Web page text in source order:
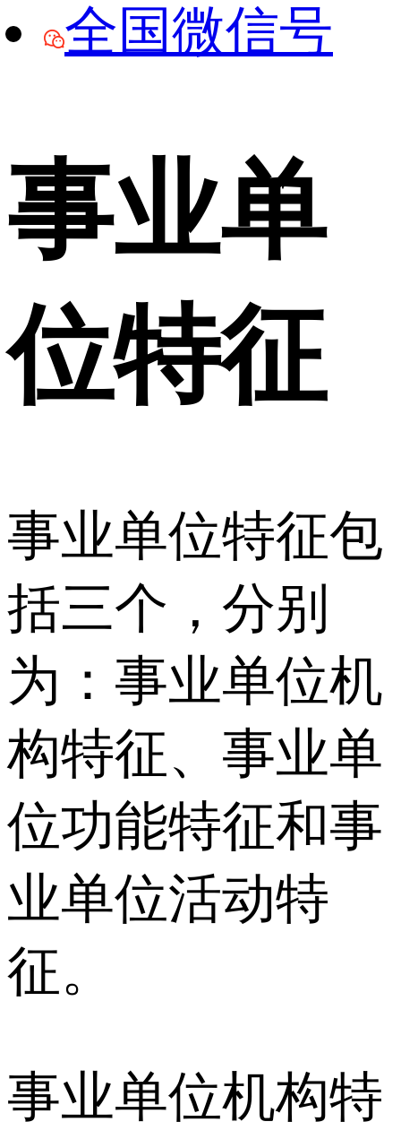
全国微信号
事业单
位特征
事业单位特征包
括三个，分别
为：事业单位机
构特征、事业单
位功能特征和事
业单位活动特
征。
事业单位机构特